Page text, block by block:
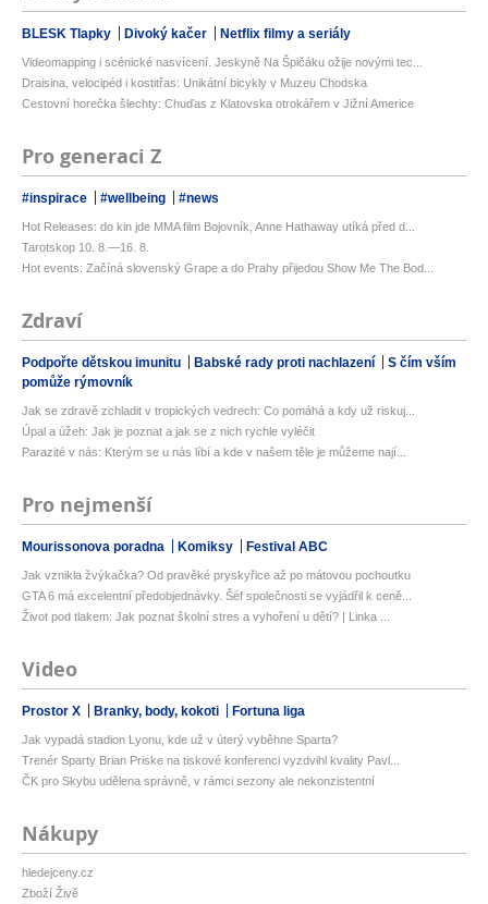
BLESK Tlapky Divoký kačer Netflix filmy a seriály
Videomapping i scénické nasvícení. Jeskyně Na Špičáku ožije novými tec...
Draisina, velocipéd i kostitřas: Unikátní bicykly v Muzeu Chodska
Cestovní horečka šlechty: Chuďas z Klatovska otrokářem v Jižní Americe
Pro generaci Z
#inspirace #wellbeing #news
Hot Releases: do kin jde MMA film Bojovník, Anne Hathaway utíká před d...
Tarotskop 10. 8.—16. 8.
Hot events: Začíná slovenský Grape a do Prahy přijedou Show Me The Bod...
Zdraví
Podpořte dětskou imunitu Babské rady proti nachlazení
S čím vším
pomůže rýmovník
Jak se zdravě zchladit v tropických vedrech: Co pomáhá a kdy už riskuj...
Úpal a úžeh: Jak je poznat a jak se z nich rychle vyléčit
Parazité v nás: Kterým se u nás líbí a kde v našem těle je můžeme nají...
Pro nejmenší
Mourissonova poradna Komiksy Festival ABC
Jak vznikla žvýkačka? Od pravěké pryskyřice až po mátovou pochoutku
GTA 6 má excelentní předobjednávky. Šéf společnosti se vyjádřil k ceně...
Život pod tlakem: Jak poznat školní stres a vyhoření u dětí? | Linka ...
Video
Prostor X Branky, body, kokoti Fortuna liga
Jak vypadá stadion Lyonu, kde už v úterý vyběhne Sparta?
Trenér Sparty Brian Priske na tiskové konferenci vyzdvihl kvality Pavl...
ČK pro Skybu udělena správně, v rámci sezony ale nekonzistentní
Nákupy
hledejceny.cz
Zboží Živě